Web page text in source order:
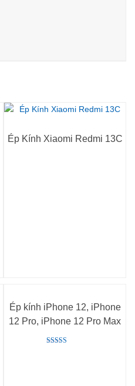
Ép Kính Xiaomi Redmi 13C
Ép kính iPhone 12, iPhone
12 Pro, iPhone 12 Pro Max